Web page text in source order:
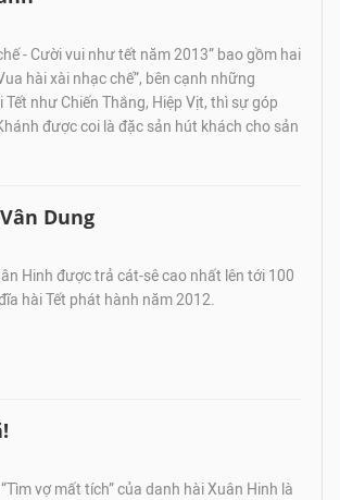
- Cười vui như tết năm 2013” bao gồm hai
hài xài nhạc chế”, bên cạnh những
như Chiến Thắng, Hiệp Vịt, thì sự góp
được coi là đặc sản hút khách cho sản
Dung
Hinh được trả cát-sê cao nhất lên tới 100
hài Tết phát hành năm 2012.
vợ mất tích” của danh hài Xuân Hinh là